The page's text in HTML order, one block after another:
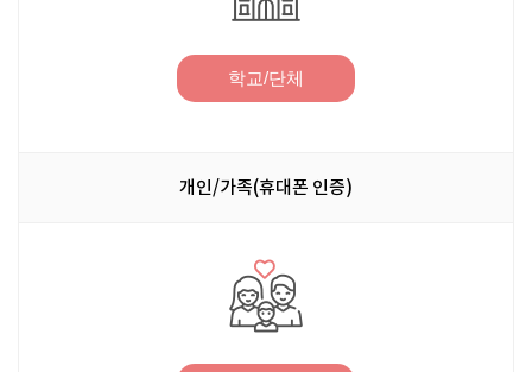
학교/단체
개인/가족(휴대폰 인증)